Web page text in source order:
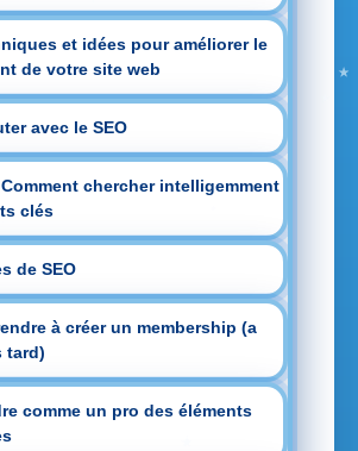
et idées pour améliorer le
de votre site web
avec le SEO
Comment chercher intelligemment
clés
de SEO
à créer un membership (a
tard)
comme un pro des éléments